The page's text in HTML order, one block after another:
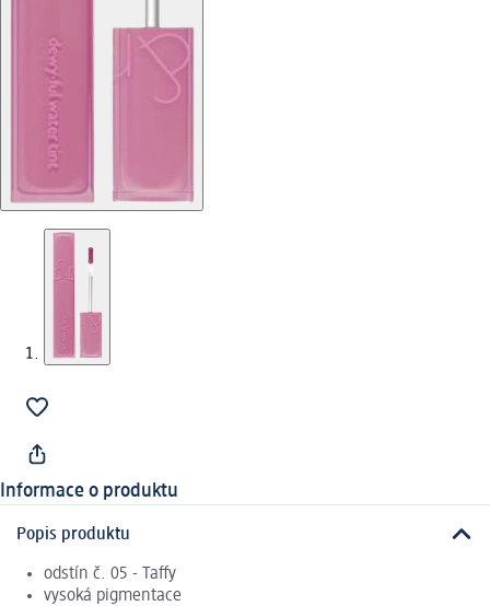
Informace o produktu
Popis produktu
odstín č. 05 - Taffy
vysoká pigmentace